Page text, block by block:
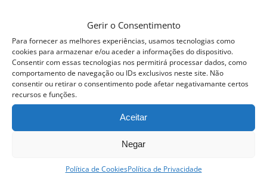
Gerir o Consentimento
Para fornecer as melhores experiências, usamos tecnologias como
cookies para armazenar e/ou aceder a informações do dispositivo.
Consentir com essas tecnologias nos permitirá processar dados, como
comportamento de navegação ou IDs exclusivos neste site. Não
consentir ou retirar o consentimento pode afetar negativamante certos
recursos e funções.
Aceitar
Negar
Política de CookiesPolítica de Privacidade
22 Setembro a 15 Outubro 2026
Horário:09h às 13h
Formação prática • Certificado
ACPP • Vagas limitadas
This